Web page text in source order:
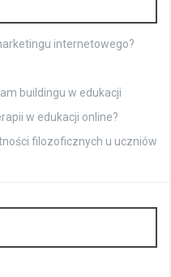
internetowego?
buildingu w edukacji
w edukacji online?
filozoficznych u uczniów